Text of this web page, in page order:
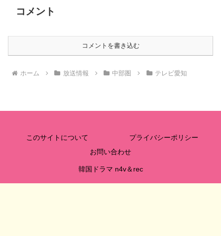
コメント
コメントを書き込む
ホーム 放送情報 中部圏 テレビ愛知
このサイトについて
プライバシーポリシー
お問い合わせ
韓国ドラマ n4v＆rec